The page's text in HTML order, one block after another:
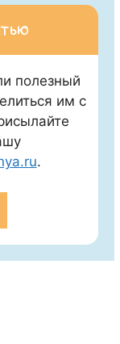
полезный
им с
.